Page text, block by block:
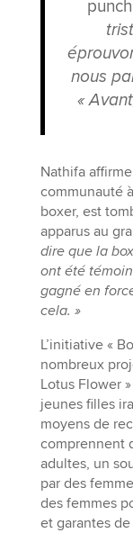
nous
«
Nathifa
communauté
boxer, est
apparus au
dire que la
ont été
gagné en
cela. »
L’initiative «
nombreux
Lotus Flower
jeunes filles
moyens de
comprennent
adultes, un
par des
des femmes
et garantes